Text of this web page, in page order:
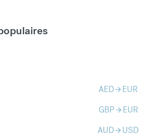
AEDarrow_forward EUR
GBParrow_forward EUR
AUDarrow_forward USD